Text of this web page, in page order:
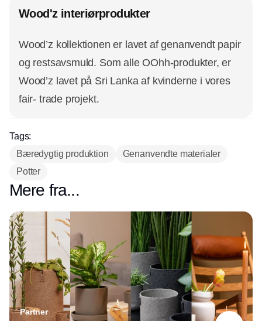
Wood'z interiørprodukter
Wood’z kollektionen er lavet af genanvendt papir
og restsavsmuld. Som alle OOhh-produkter, er
Wood’z lavet på Sri Lanka af kvinderne i vores
fair- trade projekt.
Tags:
Bæredygtig produktion
Genanvendte materialer
Potter
Mere fra...
Partner